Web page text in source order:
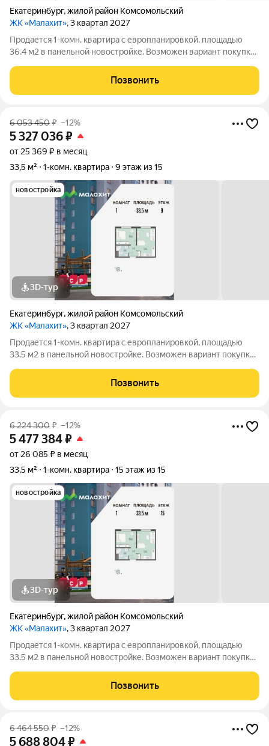
Екатеринбург,жилой район Комсомольский
ЖК «Малахит», 3 квартал 2027
Продается 1-комн. квартира с европланировкой, площадью
36.4 м2 в панельной новостройке. Возможен вариант покупки
кухня 17.1 м2, отделка под ключ, балконов - 1. Квартира
располагается на 15
Позвонить
6 053 450₽ –12%
5 327 036₽
от 25 369 ₽ в месяц
33,5 м²
1-комн. квартира 9 этаж из 15
новостройка
3D-тур
Екатеринбург,жилой район Комсомольский
ЖК «Малахит», 3 квартал 2027
Продается 1-комн. квартира с европланировкой, площадью
33.5 м2 в панельной новостройке. Возможен вариант покупки
кухня 15.5 м2, отделка под ключ. Квартира располагается на 9
этаже 15-этажного
Позвонить
6 224 300₽ –12%
5 477 384₽
от 26 085 ₽ в месяц
33,5 м²
1-комн. квартира 15 этаж из 15
новостройка
3D-тур
Екатеринбург,жилой район Комсомольский
ЖК «Малахит», 3 квартал 2027
Продается 1-комн. квартира с европланировкой, площадью
33.5 м2 в панельной новостройке. Возможен вариант покупки
кухня 15.5 м2, отделка под ключ. Квартира располагается на 15
этаже
Позвонить
6 464 550₽ –12%
5 688 804₽